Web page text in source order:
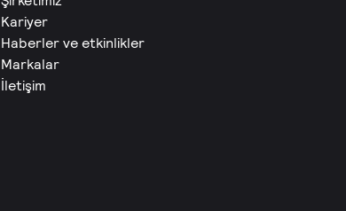
Kariyer
Haberler ve etkinlikler
Markalar
İletişim